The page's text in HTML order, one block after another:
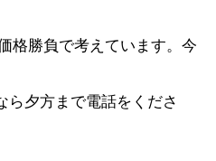
格勝負で考えています。今
ら夕方まで電話をくださ